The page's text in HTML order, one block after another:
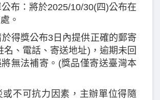
布：將於2025/10/30(四)公布在
。
得獎公布3日內提供正確的郵寄
名、電話、寄送地址)，逾期未回
無法補寄。(獎品僅寄送臺灣本
或不可抗力因素，主辦單位得隨